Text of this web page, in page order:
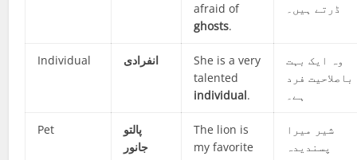
afraid of
ghosts.
ڈرتے ہیں۔
Individual انفرادی
She is a very
talented
individual.
وہ ایک بہت
باصلاحیت فرد
ہے۔
Pet
پالتو
جانور
The lion is
my favorite
شیر میرا
پسندیدہ